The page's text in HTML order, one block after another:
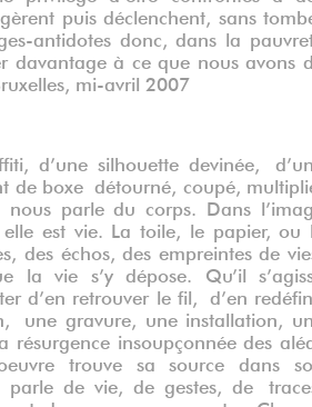
puis déclenchent, sans
antidotes donc, dans la
davantage à ce que nous avons
mi-avril 2007
d’une silhouette devinée,
de boxe détourné, coupé,
parle du corps. Dans
est vie. La toile, le papier, ou
des échos, des empreintes de
la vie s’y dépose. Qu’il
d’en retrouver le fil, d’en
une gravure, une installation,
insoupçonnée des
trouve sa source dans
parle de vie, de gestes, de